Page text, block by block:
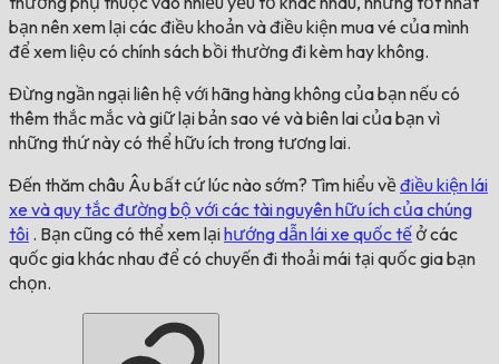
bạn nên xem lại các điều khoản và điều kiện mua vé của mình
để xem liệu có chính sách bồi thường đi kèm hay không.
Đừng ngần ngại liên hệ với hãng hàng không của bạn nếu có
thêm thắc mắc và giữ lại bản sao vé và biên lai của bạn vì
những thứ này có thể hữu ích trong tương lai.
Đến thăm châu Âu bất cứ lúc nào sớm? Tìm hiểu vềđiều kiện lái
xe và quy tắc đường bộ với các tài nguyên hữu ích của chúng
tôi . Bạn cũng có thể xem lạihướng dẫn lái xe quốc tế ở các
quốc gia khác nhau để có chuyến đi thoải mái tại quốc gia bạn
chọn.